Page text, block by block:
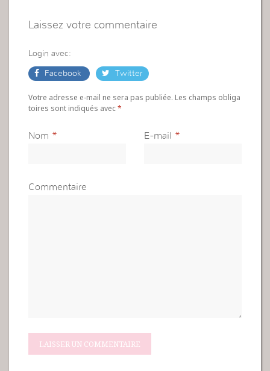
Laissez votre commentaire
Login avec:
Facebook Twitter
Votre adresse e-mail ne sera pas publiée. Les champs obliga
toires sont indiqués avec*
Nom * E-mail *
Commentaire